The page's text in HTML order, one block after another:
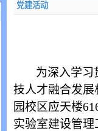
党建活动
为深入学习
技人才融合发
园校区应天楼
实验室建设管